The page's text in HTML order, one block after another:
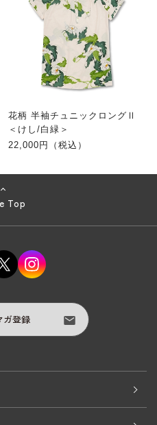
花柄 半袖チュニックロングⅡ
＜けし/白緑＞
22,000円（税込）
Top
ガ登録